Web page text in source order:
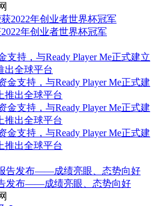
年创业者世界杯冠军
支持，与Ready Player Me正式建立
出全球平台
发布——成绩亮眼、态势向好